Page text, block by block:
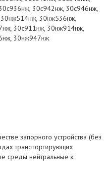
30с942нж, 30с946нж,
30нж536нж,
30с911нж, 30нж914нж,
30нж947нж
запорного устройства (без
транспортирующих
среды нейтральные к